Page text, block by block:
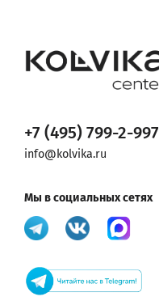
+7 (495) 799-2-997
info@kolvika.ru
Мы в социальных сетях